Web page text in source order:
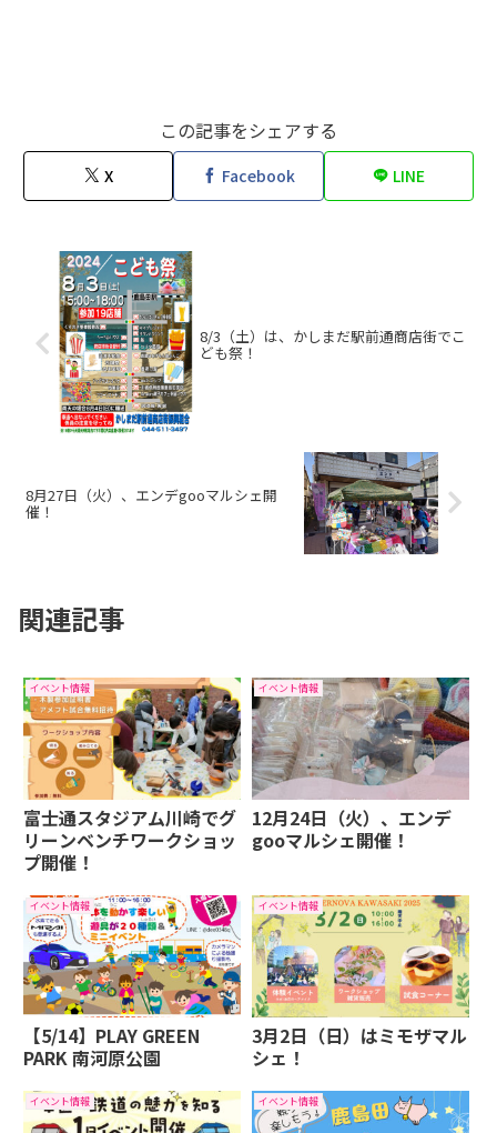
この記事をシェアする
X Facebook LINE
8/3（土）は、かしまだ駅前通商店街でこ
ども祭！
8月27日（火）、エンデgooマルシェ開
催！
関連記事
イベント情報
富士通スタジアム川崎でグ
リーンベンチワークショッ
プ開催！
イベント情報
12月24日（火）、エンデ
gooマルシェ開催！
イベント情報
【5/14】PLAY GREEN
PARK 南河原公園
イベント情報
3月2日（日）はミモザマル
シェ！
イベント情報 イベント情報